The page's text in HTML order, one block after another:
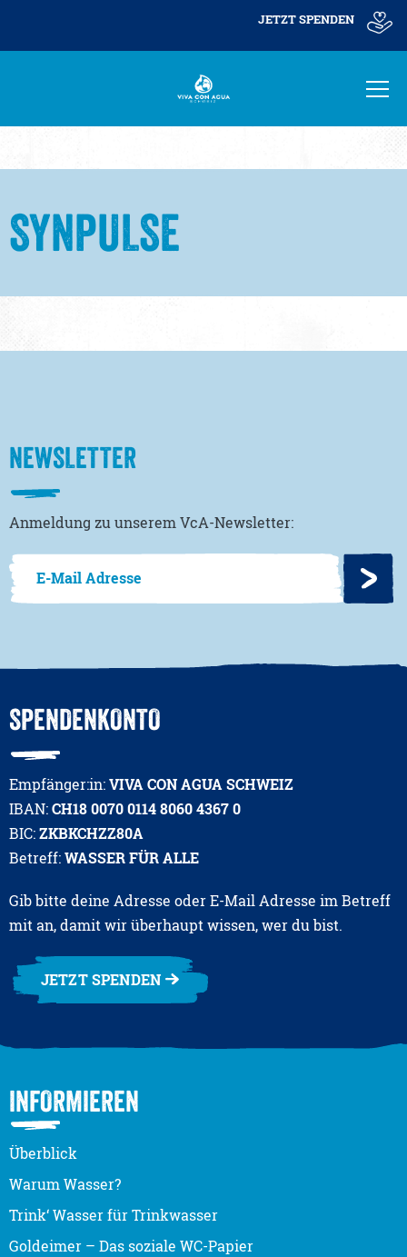
JETZT SPENDEN
SYNPULSE
NEWSLETTER
Anmeldung zu unserem VcA-Newsletter:
SPENDENKONTO
Empfänger:in:VIVA CON AGUA SCHWEIZ
IBAN:CH18 0070 0114 8060 4367 0
BIC:ZKBKCHZZ80A
Betreff:WASSER FÜR ALLE
Gib bitte deine Adresse oder E-Mail Adresse im Betreff
mit an, damit wir überhaupt wissen, wer du bist.
JETZT SPENDEN
INFORMIEREN
Überblick
Warum Wasser?
Trink‘ Wasser für Trinkwasser
Goldeimer – Das soziale WC-Papier